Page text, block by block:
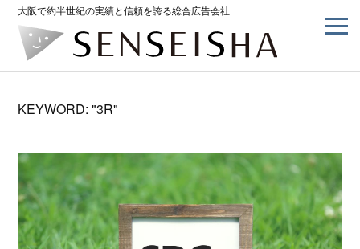
大阪で約半世紀の実績と信頼を誇る総合広告会社
KEYWORD: "3R"